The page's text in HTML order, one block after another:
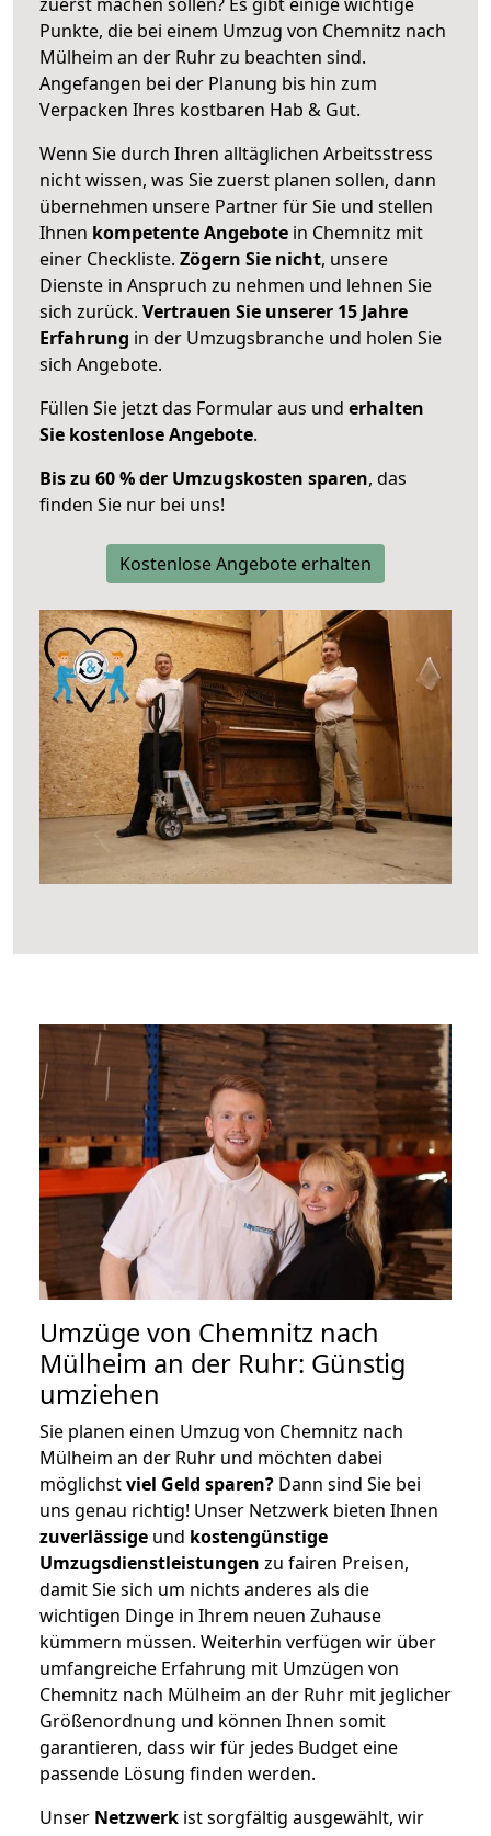
Punkte, die bei einem Umzug von Chemnitz nach
Mülheim an der Ruhr zu beachten sind.
Angefangen bei der Planung bis hin zum
Verpacken Ihres kostbaren Hab & Gut.
Wenn Sie durch Ihren alltäglichen Arbeitsstress
nicht wissen, was Sie zuerst planen sollen, dann
übernehmen unsere Partner für Sie und stellen
Ihnen kompetente Angebote in Chemnitz mit
einer Checkliste. Zögern Sie nicht, unsere
Dienste in Anspruch zu nehmen und lehnen Sie
sich zurück. Vertrauen Sie unserer 15 Jahre
Erfahrung in der Umzugsbranche und holen Sie
sich Angebote.
Füllen Sie jetzt das Formular aus und erhalten
Sie kostenlose Angebote.
Bis zu 60 % der Umzugskosten sparen, das
finden Sie nur bei uns!
Kostenlose Angebote erhalten
Umzüge von Chemnitz nach
Mülheim an der Ruhr: Günstig
umziehen
Sie planen einen Umzug von Chemnitz nach
Mülheim an der Ruhr und möchten dabei
möglichstviel Geld sparen? Dann sind Sie bei
uns genau richtig! Unser Netzwerk bieten Ihnen
zuverlässige und kostengünstige
Umzugsdienstleistungen zu fairen Preisen,
damit Sie sich um nichts anderes als die
wichtigen Dinge in Ihrem neuen Zuhause
kümmern müssen. Weiterhin verfügen wir über
umfangreiche Erfahrung mit Umzügen von
Chemnitz nach Mülheim an der Ruhr mit jeglicher
Größenordnung und können Ihnen somit
garantieren, dass wir für jedes Budget eine
passende Lösung finden werden.
Unser Netzwerk ist sorgfältig ausgewählt, wir